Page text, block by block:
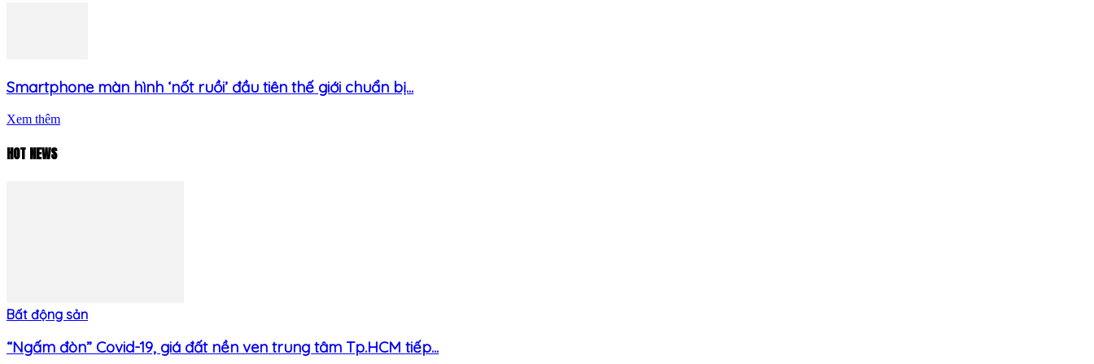
Smartphone màn hình ‘nốt ruồi’ đầu tiên thế giới chuẩn bị...
Xem thêm
HOT NEWS
Bất động sản
“Ngấm đòn” Covid-19, giá đất nền ven trung tâm Tp.HCM tiếp...